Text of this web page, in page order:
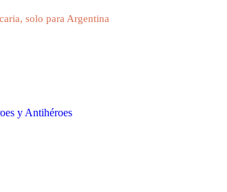
solo para Argentina
y Antihéroes